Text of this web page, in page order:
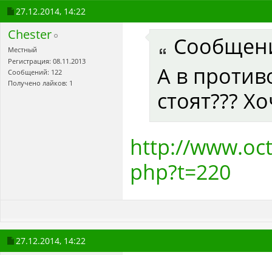
27.12.2014, 14:22
Chester
Местный
Регистрация: 08.11.2013
Сообщений: 122
Получено лайков: 1
А в
стоят???
http://
php?t=220
27.12.2014, 14:22